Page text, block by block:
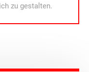
zu gestalten.